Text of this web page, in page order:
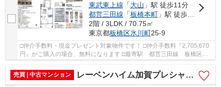
東武東上線 「大山 」駅 徒歩11分
都営三田線 「板橋本町」駅 徒歩13分
2階 / 3LDK / 70.75㎡
東京都板橋区氷川町25-9
□仲介手数料・現金プレゼント対象物件です！ □仲介手数料『2,705,670
円』がご購入の場合、無料になります □最寄駅 都営三田線 板橋区役
所前駅 徒歩約8分 □リノベーション物件 □都営...
売買 | 中古マンション
レーベンハイム加賀プレシャスフォルム 仲介手数料無料＋40万円現金プレゼント中